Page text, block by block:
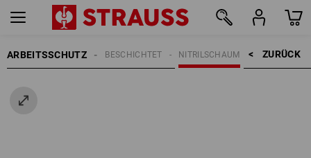
ARBEITSSCHUTZ ZURÜCK    >
NITRILSCHAUM
BESCHICHTET
HANDSCHUHE